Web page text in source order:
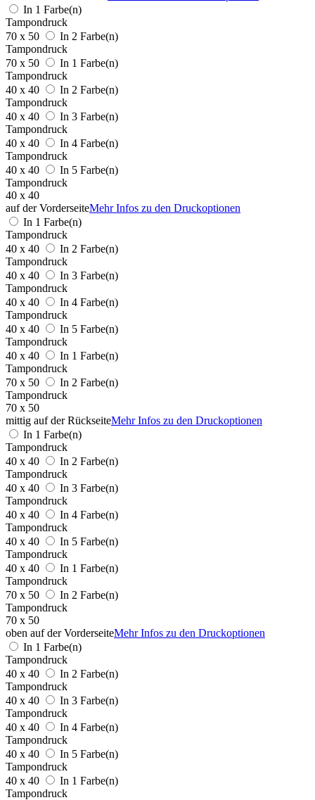
In 1 Farbe(n)
Tampondruck
70 x 50
In 2 Farbe(n)
Tampondruck
70 x 50
In 1 Farbe(n)
Tampondruck
40 x 40
In 2 Farbe(n)
Tampondruck
40 x 40
In 3 Farbe(n)
Tampondruck
40 x 40
In 4 Farbe(n)
Tampondruck
40 x 40
In 5 Farbe(n)
Tampondruck
40 x 40
auf der VorderseiteMehr Infos zu den Druckoptionen
In 1 Farbe(n)
Tampondruck
40 x 40
In 2 Farbe(n)
Tampondruck
40 x 40
In 3 Farbe(n)
Tampondruck
40 x 40
In 4 Farbe(n)
Tampondruck
40 x 40
In 5 Farbe(n)
Tampondruck
40 x 40
In 1 Farbe(n)
Tampondruck
70 x 50
In 2 Farbe(n)
Tampondruck
70 x 50
mittig auf der RückseiteMehr Infos zu den Druckoptionen
In 1 Farbe(n)
Tampondruck
40 x 40
In 2 Farbe(n)
Tampondruck
40 x 40
In 3 Farbe(n)
Tampondruck
40 x 40
In 4 Farbe(n)
Tampondruck
40 x 40
In 5 Farbe(n)
Tampondruck
40 x 40
In 1 Farbe(n)
Tampondruck
70 x 50
In 2 Farbe(n)
Tampondruck
70 x 50
oben auf der VorderseiteMehr Infos zu den Druckoptionen
In 1 Farbe(n)
Tampondruck
40 x 40
In 2 Farbe(n)
Tampondruck
40 x 40
In 3 Farbe(n)
Tampondruck
40 x 40
In 4 Farbe(n)
Tampondruck
40 x 40
In 5 Farbe(n)
Tampondruck
40 x 40
In 1 Farbe(n)
Tampondruck